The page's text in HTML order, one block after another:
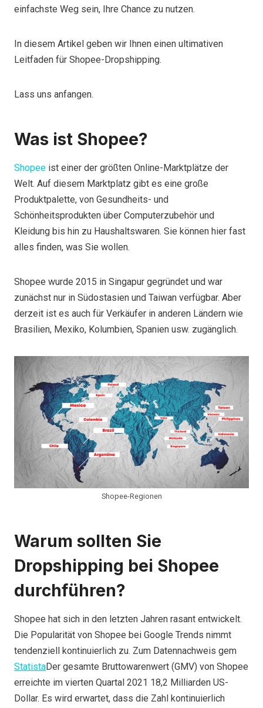
einfachste Weg sein, Ihre Chance zu nutzen.
In diesem Artikel geben wir Ihnen einen ultimativen
Leitfaden für Shopee-Dropshipping.
Lass uns anfangen.
Was ist Shopee?
Shopee ist einer der größten Online-Marktplätze der
Welt. Auf diesem Marktplatz gibt es eine große
Produktpalette, von Gesundheits- und
Schönheitsprodukten über Computerzubehör und
Kleidung bis hin zu Haushaltswaren. Sie können hier fast
alles finden, was Sie wollen.
Shopee wurde 2015 in Singapur gegründet und war
zunächst nur in Südostasien und Taiwan verfügbar. Aber
derzeit ist es auch für Verkäufer in anderen Ländern wie
Brasilien, Mexiko, Kolumbien, Spanien usw. zugänglich.
Shopee-Regionen
Warum sollten Sie
Dropshipping bei Shopee
durchführen?
Shopee hat sich in den letzten Jahren rasant entwickelt.
Die Popularität von Shopee bei Google Trends nimmt
tendenziell kontinuierlich zu. Zum Datennachweis gem
StatistaDer gesamte Bruttowarenwert (GMV) von Shopee
erreichte im vierten Quartal 2021 18,2 Milliarden US-
Dollar. Es wird erwartet, dass die Zahl kontinuierlich